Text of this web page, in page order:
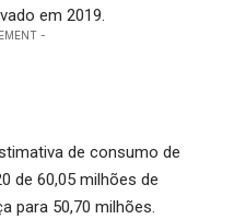
em 2019.
-
de consumo de
de 60,05 milhões de
para 50,70 milhões.